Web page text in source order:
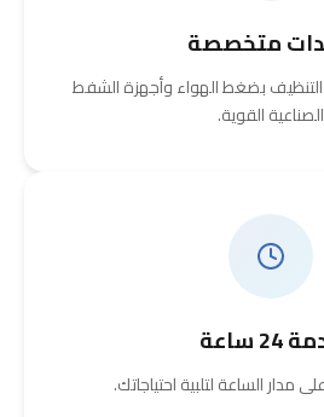
متخصصة
بضغط الهواء وأجهزة الشفط
الصناعية القوية.
ساعة
مدار الساعة لتلبية احتياجاتك.